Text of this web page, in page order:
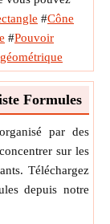
#Cône
#Pouvoir
Formules
par des
sur les
Téléchargez
depuis notre